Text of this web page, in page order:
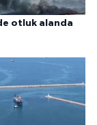
otluk alanda